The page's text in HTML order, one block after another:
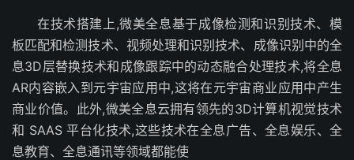
在技术搭建上,微美全息基于成像检测和识别技术、模
板匹配和检测技术、视频处理和识别技术、成像识别中的全
息3D层替换技术和成像跟踪中的动态融合处理技术,将全息
AR内容嵌入到元宇宙应用中,这将在元宇宙商业应用中产生
商业价值。此外,微美全息云拥有领先的3D计算机视觉技术
和 SAAS 平台化技术,这些技术在全息广告、全息娱乐、全
息教育、全息通讯等领域都能使